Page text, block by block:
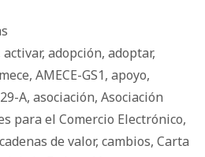
activar, adopción, adoptar,
, AMECE-GS1, apoyo,
A, asociación, Asociación
para el Comercio Electrónico,
cadenas de valor, cambios, Carta